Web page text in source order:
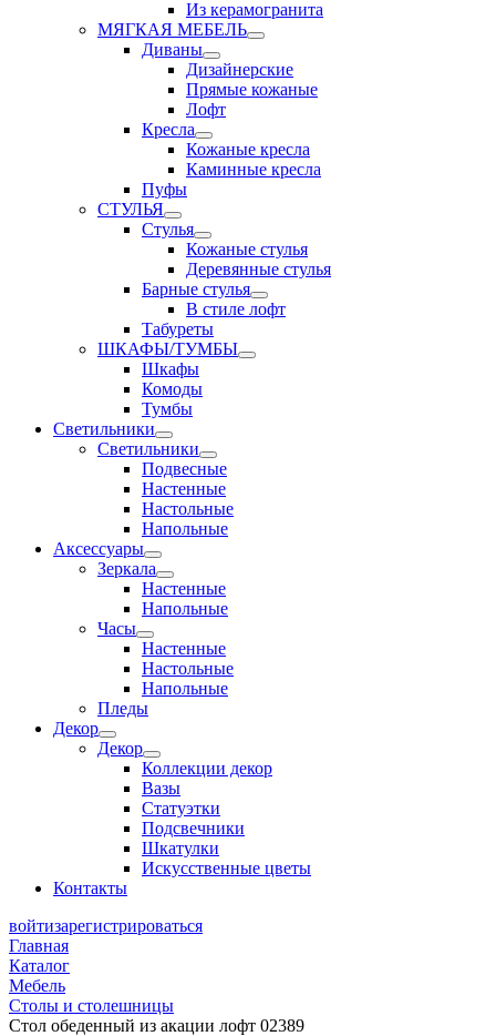
Из керамогранита
МЯГКАЯ МЕБЕЛЬ
Диваны
Дизайнерские
Прямые кожаные
Лофт
Кресла
Кожаные кресла
Каминные кресла
Пуфы
СТУЛЬЯ
Стулья
Кожаные стулья
Деревянные стулья
Барные стулья
В стиле лофт
Табуреты
ШКАФЫ/ТУМБЫ
Шкафы
Комоды
Тумбы
Светильники
Светильники
Подвесные
Настенные
Настольные
Напольные
Аксессуары
Зеркала
Настенные
Напольные
Часы
Настенные
Настольные
Напольные
Пледы
Декор
Декор
Коллекции декор
Вазы
Статуэтки
Подсвечники
Шкатулки
Искусственные цветы
Контакты
войтизарегистрироваться
Главная
Каталог
Мебель
Столы и столешницы
Стол обеденный из акации лофт 02389